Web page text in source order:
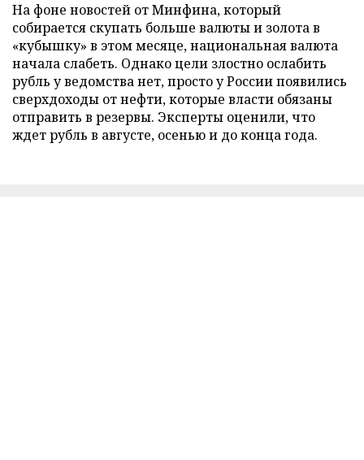
На фоне новостей от Минфина, который
собирается скупать больше валюты и золота в
«кубышку» в этом месяце, национальная валюта
начала слабеть. Однако цели злостно ослабить
рубль у ведомства нет, просто у России появились
сверхдоходы от нефти, которые власти обязаны
отправить в резервы. Эксперты оценили, что
ждет рубль в августе, осенью и до конца года.